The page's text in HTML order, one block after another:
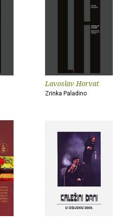
Lavoslav Horvat
Zrinka Paladino